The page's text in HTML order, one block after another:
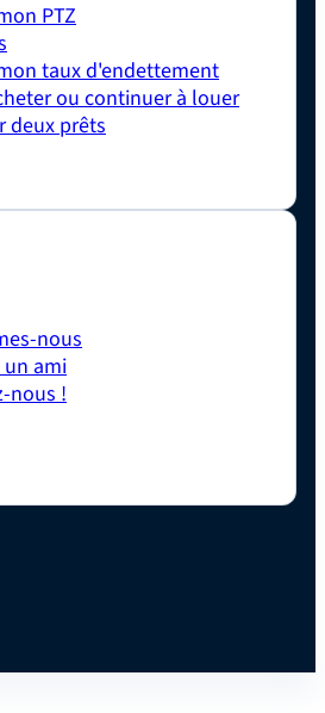
PTZ
taux d'endettement
ou continuer à louer
deux prêts
nous
un ami
nous !